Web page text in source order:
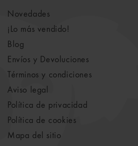
Novedades
¡Lo más vendido!
Blog
Envíos y Devoluciones
Términos y condiciones
Aviso legal
Política de privacidad
Política de cookies
Mapa del sitio